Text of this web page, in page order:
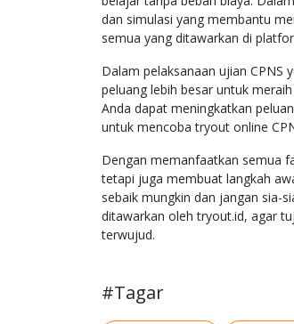
dan simulasi yang membantu
semua yang ditawarkan di
Dalam pelaksanaan ujian CPNS
peluang lebih besar untuk
Anda dapat meningkatkan
untuk mencoba tryout online
Dengan memanfaatkan semua
tetapi juga membuat langkah
sebaik mungkin dan jangan sia-
ditawarkan oleh tryout.id, agar
terwujud.
#Tagar